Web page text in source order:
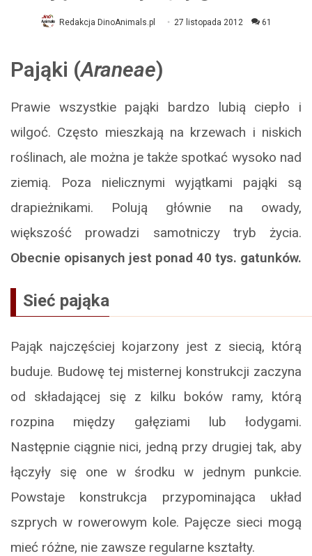
Redakcja DinoAnimals.pl 27 listopada 2012 61
Pająki (Araneae)
Prawie wszystkie pająki bardzo lubią ciepło i
wilgoć. Często mieszkają na krzewach i niskich
roślinach, ale można je także spotkać wysoko nad
ziemią. Poza nielicznymi wyjątkami pająki są
drapieżnikami. Polują głównie na owady,
większość prowadzi samotniczy tryb życia.
Obecnie opisanych jest ponad 40 tys. gatunków.
Sieć pająka
Pająk najczęściej kojarzony jest z siecią, którą
buduje. Budowę tej misternej konstrukcji zaczyna
od składającej się z kilku boków ramy, którą
rozpina między gałęziami lub łodygami.
Następnie ciągnie nici, jedną przy drugiej tak, aby
łączyły się one w środku w jednym punkcie.
Powstaje konstrukcja przypominająca układ
szprych w rowerowym kole. Pajęcze sieci mogą
mieć różne, nie zawsze regularne kształty.